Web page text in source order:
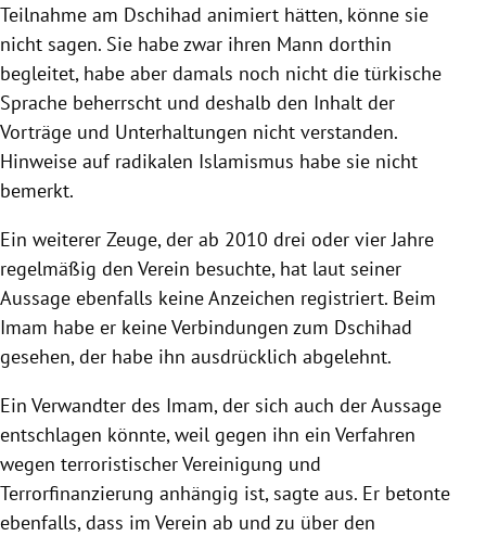
Teilnahme am Dschihad animiert hätten, könne sie
nicht sagen. Sie habe zwar ihren Mann dorthin
begleitet, habe aber damals noch nicht die türkische
Sprache beherrscht und deshalb den Inhalt der
Vorträge und Unterhaltungen nicht verstanden.
Hinweise auf radikalen Islamismus habe sie nicht
bemerkt.
Ein weiterer Zeuge, der ab 2010 drei oder vier Jahre
regelmäßig den Verein besuchte, hat laut seiner
Aussage ebenfalls keine Anzeichen registriert. Beim
Imam habe er keine Verbindungen zum Dschihad
gesehen, der habe ihn ausdrücklich abgelehnt.
Ein Verwandter des Imam, der sich auch der Aussage
entschlagen könnte, weil gegen ihn ein Verfahren
wegen terroristischer Vereinigung und
Terrorfinanzierung anhängig ist, sagte aus. Er betonte
ebenfalls, dass im Verein ab und zu über den